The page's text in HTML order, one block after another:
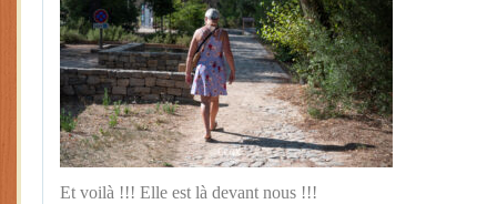
Et voilà !!! Elle est là devant nous !!!